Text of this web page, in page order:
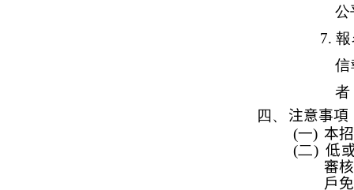
公
7.
信
者
四、
注意事項
(一) 本
(二) 低
審
戶